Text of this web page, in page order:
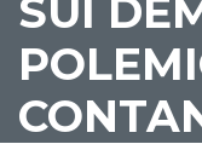
SUI